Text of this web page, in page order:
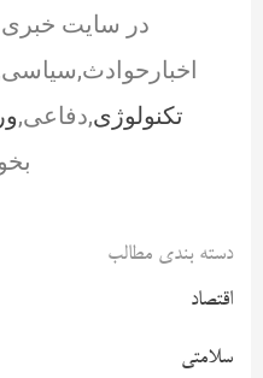
در سایت
تکنولوژی,دفاعی,
دسته بندی مطالب
اقتصاد
سلامتی